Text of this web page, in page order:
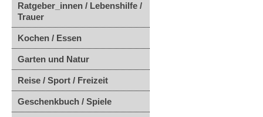
Ratgeber_innen / Lebenshilfe /
Trauer
Kochen / Essen
Garten und Natur
Reise / Sport / Freizeit
Geschenkbuch / Spiele